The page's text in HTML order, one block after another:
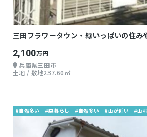
三田フラワータウン・緑いっぱいの住み
2,100万円
兵庫県三田市
土地 / 敷地237.60㎡
#自然多い #森暮らし #自然多い #山が近い #山